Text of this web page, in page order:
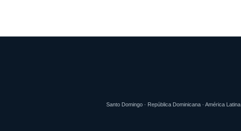
Santo Domingo · República Dominicana · América Latina